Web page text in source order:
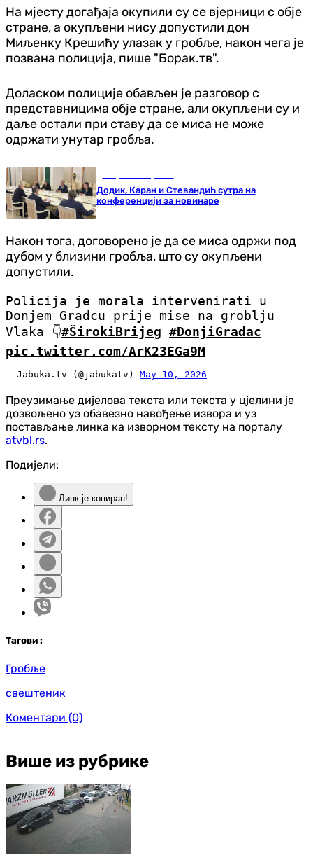
На мјесту догађаја окупили су се вјерници с обје
стране, а окупљени нису допустили дон
Миљенку Крешићу улазак у гробље, након чега је
позвана полиција, пише "Борак.тв".
Доласком полиције обављен је разговор с
представницима обје стране, али окупљени су и
даље остали при ставу да се миса не може
одржати унутар гробља.
Додик, Каран и Стевандић сутра на
конференцији за новинаре
Након тога, договорено је да се миса одржи под
дубом у близини гробља, што су окупљени
допустили.
Policija je morala intervenirati u
Donjem Gradcu prije mise na groblju
Vlaka 👇#ŠirokiBrijeg #DonjiGradac
pic.twitter.com/ArK23EGa9M
— Jabuka.tv (@jabukatv) May 10, 2026
Преузимање дијелова текста или текста у цјелини је
дозвољено уз обавезно навођење извора и уз
постављање линка ка изворном тексту на порталу
atvbl.rs.
Подијели:
Линк је копиран!
Тагови :
Гробље
свештеник
Коментари (0)
Више из рубрике